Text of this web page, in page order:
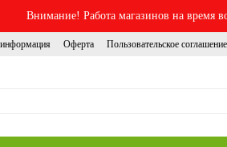
Внимание! Работа магазинов на время
Оферта Пользовательское соглашение